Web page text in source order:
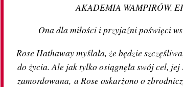
AKADEMIA WAMPIRÓW.
Ona dla miłości i przyjaźni poświęci
Rose Hathaway myślała, że będzie
do życia. Ale jak tylko osiągnęła swój cel,
zamordowana, a Rose oskarżono o